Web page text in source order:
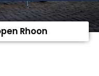
Rhoon